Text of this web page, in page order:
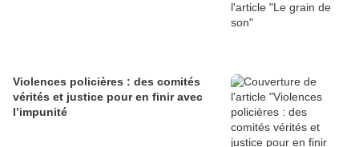
Violences policières : des comités
vérités et justice pour en finir avec
l’impunité